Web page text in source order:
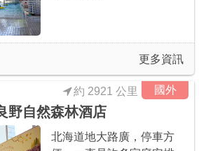
更多資訊
國外
約 2921 公里
野自然森林酒店
北海道地大路廣，停車方